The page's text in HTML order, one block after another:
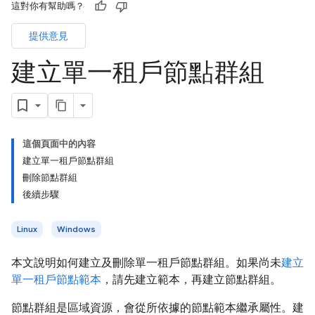
這對你有幫助嗎？
提供意見
建立單一租戶節點群組
這個頁面中的內容
建立單一租戶節點群組
刪除節點群組
後續步驟
Linux Windows
本文說明如何建立及刪除單一租戶節點群組。如果尚未建立
單一租戶節點範本 ，請先建立範本，再建立節點群組。
節點群組是區域資源，會從所依據的節點範本繼承屬性。建